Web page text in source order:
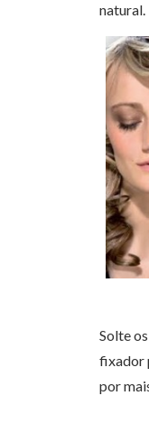
natural.
Solte
fixador
por